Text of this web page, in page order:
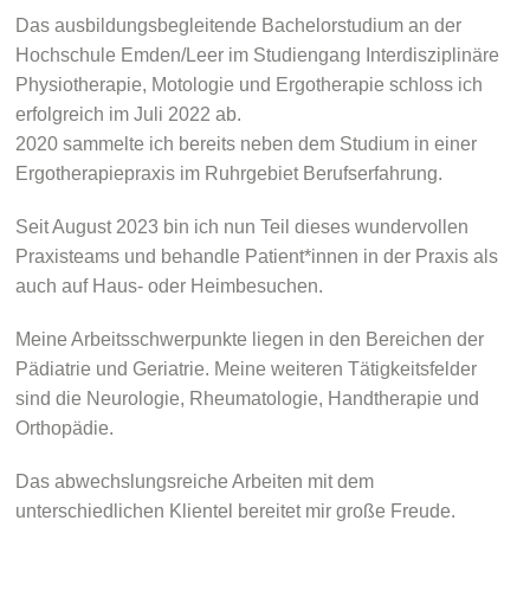
Das ausbildungsbegleitende Bachelorstudium an der
Hochschule Emden/Leer im Studiengang Interdisziplinäre
Physiotherapie, Motologie und Ergotherapie schloss ich
erfolgreich im Juli 2022 ab.
2020 sammelte ich bereits neben dem Studium in einer
Ergotherapiepraxis im Ruhrgebiet Berufserfahrung.
Seit August 2023 bin ich nun Teil dieses wundervollen
Praxisteams und behandle Patient*innen in der Praxis als
auch auf Haus- oder Heimbesuchen.
Meine Arbeitsschwerpunkte liegen in den Bereichen der
Pädiatrie und Geriatrie. Meine weiteren Tätigkeitsfelder
sind die Neurologie, Rheumatologie, Handtherapie und
Orthopädie.
Das abwechslungsreiche Arbeiten mit dem
unterschiedlichen Klientel bereitet mir große Freude.